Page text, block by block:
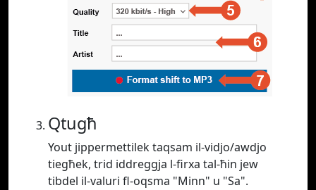
Qtugħ
Yout jippermettilek taqsam il-vidjo/awdjo
tiegħek, trid iddreggja l-firxa tal-ħin jew
tibdel il-valuri fl-oqsma "Minn" u "Sa".